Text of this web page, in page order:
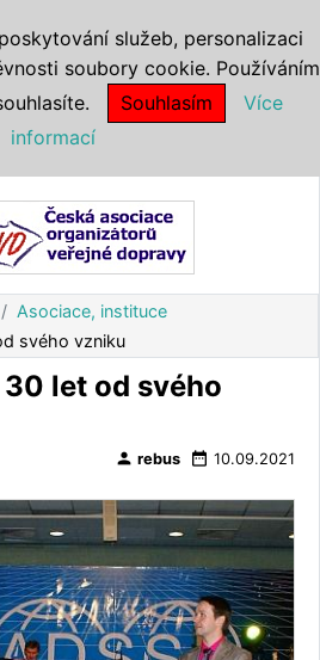
Asociace, instituce
svého vzniku
let od svého
person rebus date_range 10.09.2021
služeb, personalizaci
soubory cookie. Používáním
Souhlasím
Více
informací